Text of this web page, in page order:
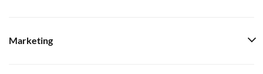
Marketing